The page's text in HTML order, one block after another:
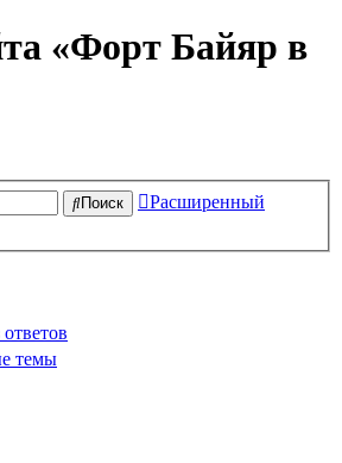
«Форт Байяр в
Поиск
Расширенный
темы